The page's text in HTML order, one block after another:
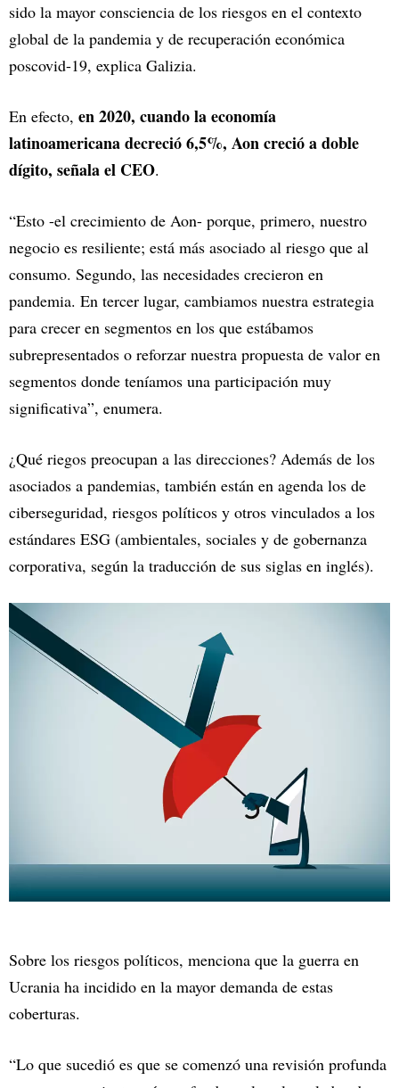
sido la mayor consciencia de los riesgos en el contexto
global de la pandemia y de recuperación económica
poscovid-19, explica Galizia.
En efecto, en 2020, cuando la economía
latinoamericana decreció 6,5%, Aon creció a doble
dígito, señala el CEO.
“Esto -el crecimiento de Aon- porque, primero, nuestro
negocio es resiliente; está más asociado al riesgo que al
consumo. Segundo, las necesidades crecieron en
pandemia. En tercer lugar, cambiamos nuestra estrategia
para crecer en segmentos en los que estábamos
subrepresentados o reforzar nuestra propuesta de valor en
segmentos donde teníamos una participación muy
significativa”, enumera.
¿Qué riegos preocupan a las direcciones? Además de los
asociados a pandemias, también están en agenda los de
ciberseguridad, riesgos políticos y otros vinculados a los
estándares ESG (ambientales, sociales y de gobernanza
corporativa, según la traducción de sus siglas en inglés).
Sobre los riesgos políticos, menciona que la guerra en
Ucrania ha incidido en la mayor demanda de estas
coberturas.
“Lo que sucedió es que se comenzó una revisión profunda